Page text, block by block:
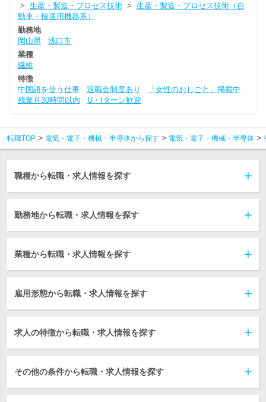
> 生産・製造・プロセス技術> 生産・製造・プロセス技術（自
動車・輸送用機器系）
勤務地
岡山県
浅口市
業種
繊維
特徴
中国語を使う仕事
退職金制度あり
「女性のおしごと」掲載中
残業月30時間以内
U・Iターン歓迎
転職TOP 電気・電子・機械・半導体から探す 電気・電子・機械・半導体
職種から転職・求人情報を探す
勤務地から転職・求人情報を探す
業種から転職・求人情報を探す
雇用形態から転職・求人情報を探す
求人の特徴から転職・求人情報を探す
その他の条件から転職・求人情報を探す